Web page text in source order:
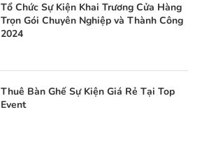
Tổ Chức Sự Kiện Khai Trương Cửa Hàng
Trọn Gói Chuyên Nghiệp và Thành Công
2024
Thuê Bàn Ghế Sự Kiện Giá Rẻ Tại Top
Event